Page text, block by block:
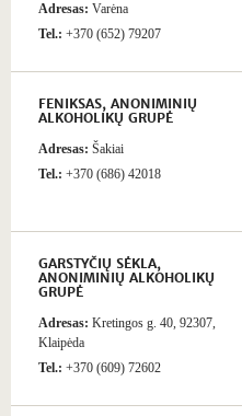
Adresas: Varėna
Tel.: +370 (652) 79207
FENIKSAS, ANONIMINIŲ
ALKOHOLIKŲ GRUPĖ
Adresas: Šakiai
Tel.: +370 (686) 42018
GARSTYČIŲ SĖKLA,
ANONIMINIŲ ALKOHOLIKŲ
GRUPĖ
Adresas: Kretingos g. 40, 92307,
Klaipėda
Tel.: +370 (609) 72602